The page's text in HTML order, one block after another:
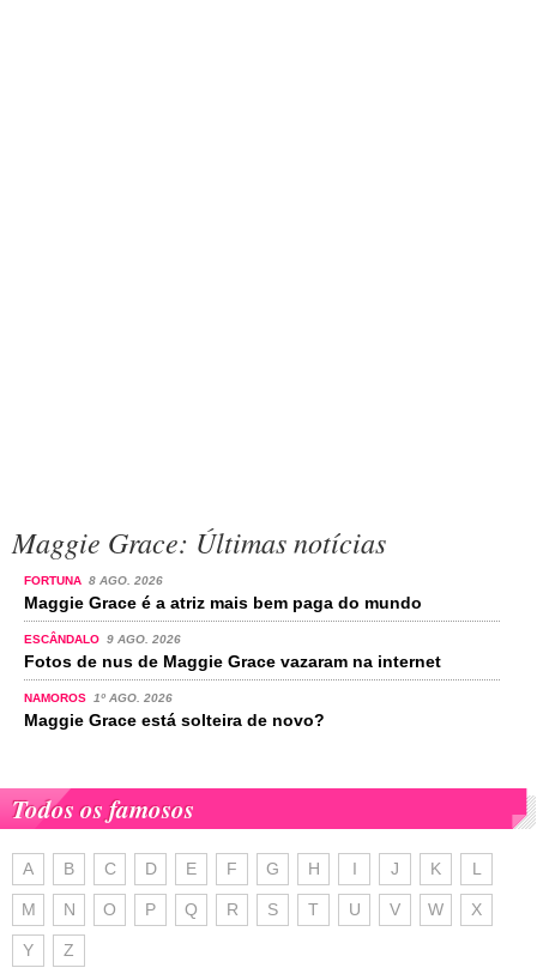
Maggie Grace: Últimas notícias
FORTUNA 8 AGO. 2026
Maggie Grace é a atriz mais bem paga do mundo
ESCÂNDALO 9 AGO. 2026
Fotos de nus de Maggie Grace vazaram na internet
NAMOROS 1º AGO. 2026
Maggie Grace está solteira de novo?
Todos os famosos
A B C D E F G H I J K L
M N O P Q R S T U V W X
Y Z